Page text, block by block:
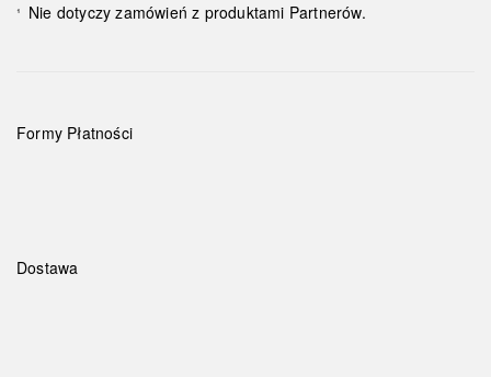
¹ Nie dotyczy zamówień z produktami Partnerów.
Formy Płatności
Dostawa